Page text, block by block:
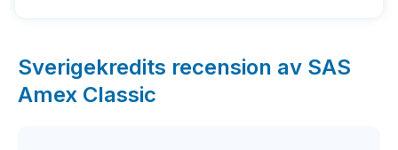
Sverigekredits recension av SAS
Amex Classic